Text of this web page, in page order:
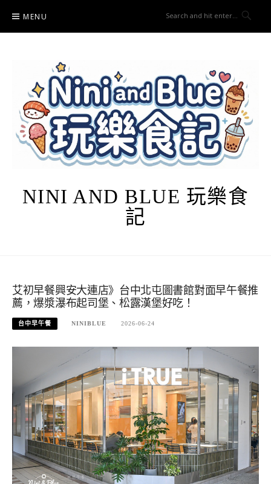
content
MENU
NINI AND BLUE 玩樂食
記
艾初早餐興安大連店》台中北屯圖書館對面早午餐推
薦，爆漿瀑布起司堡、松露漢堡好吃！
台中早午餐 NINIBLUE 2026-06-24